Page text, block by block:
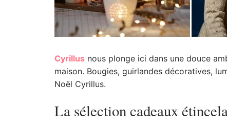
Cyrillusnous plonge ici dans une douce
maison. Bougies, guirlandes décoratives,
Noël Cyrillus.
La sélection cadeaux